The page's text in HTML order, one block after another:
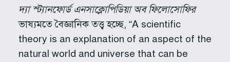
দ্যা স্ট্যানফোর্ড এনসাক্লোপিডিয়া অব ফিলোসোফির
ভাষ্যমতে বৈজ্ঞানিক তত্ত্ব হচ্ছে, “A scientific
theory is an explanation of an aspect of the
natural world and universe that can be